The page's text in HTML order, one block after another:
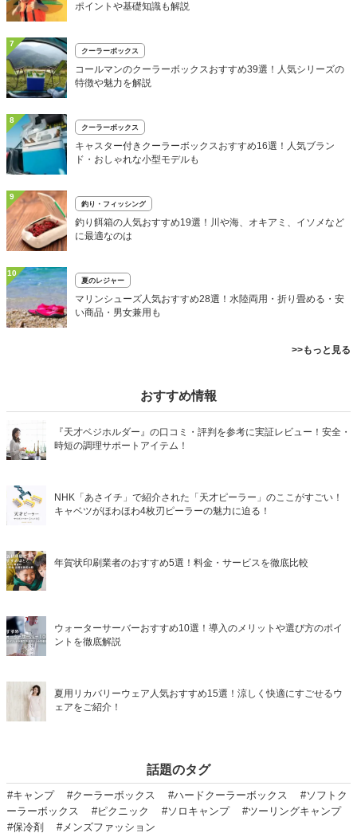
ポイントや基礎知識も解説
7
クーラーボックス
コールマンのクーラーボックスおすすめ39選！人気シリーズの
特徴や魅力を解説
8
クーラーボックス
キャスター付きクーラーボックスおすすめ16選！人気ブラン
ド・おしゃれな小型モデルも
9
釣り・フィッシング
釣り餌箱の人気おすすめ19選！川や海、オキアミ、イソメなど
に最適なのは
10
夏のレジャー
マリンシューズ人気おすすめ28選！水陸両用・折り畳める・安
い商品・男女兼用も
>>もっと見る
おすすめ情報
『天才ベジホルダー』の口コミ・評判を参考に実証レビュー！安全・
時短の調理サポートアイテム！
NHK「あさイチ」で紹介された「天才ピーラー」のここがすごい！
キャベツがほわほわ4枚刃ピーラーの魅力に迫る！
年賀状印刷業者のおすすめ5選！料金・サービスを徹底比較
ウォーターサーバーおすすめ10選！導入のメリットや選び方のポイ
ントを徹底解説
夏用リカバリーウェア人気おすすめ15選！涼しく快適にすごせるウ
ェアをご紹介！
話題のタグ
#キャンプ #クーラーボックス #ハードクーラーボックス
#ソフトク
ーラーボックス
#ピクニック #ソロキャンプ
#ツーリングキャンプ
#保冷剤
#メンズファッション